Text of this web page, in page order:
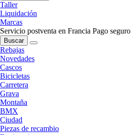
Taller
Liquidación
Marcas
Servicio postventa en Francia Pago seguro
Buscar
Rebajas
Novedades
Cascos
Bicicletas
Carretera
Grava
Montaña
BMX
Ciudad
Piezas de recambio